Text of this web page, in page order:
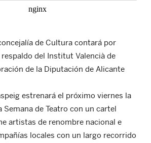
de Cultura contará por
del Institut Valencià de
de la Diputación de Alicante
estrenará el próximo viernes la
Semana de Teatro con un cartel
artistas de renombre nacional e
locales con un largo recorrido